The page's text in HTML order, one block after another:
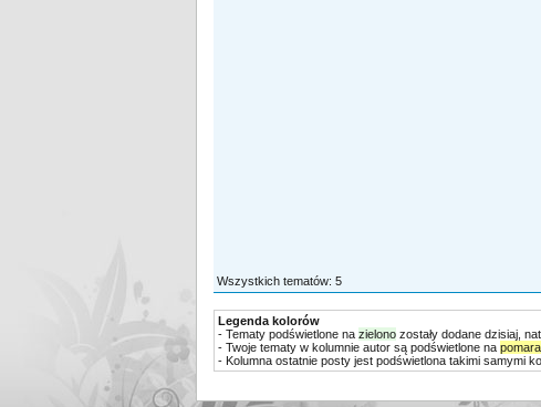
Wszystkich tematów: 5
Legenda kolorów
- Tematy podświetlone na zielono zostały dodane dzisiaj,
- Twoje tematy w kolumnie autor są podświetlone na
- Kolumna ostatnie posty jest podświetlona takimi samymi